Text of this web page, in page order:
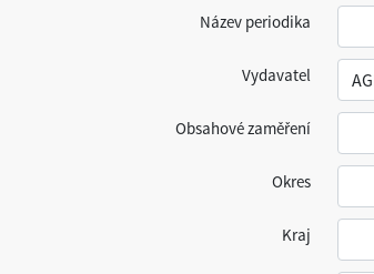
Název periodika
Vydavatel
Obsahové zaměření
Okres
Kraj